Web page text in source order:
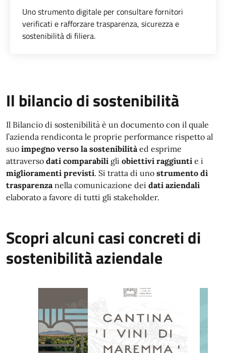
Uno strumento digitale per consultare fornitori
verificati e rafforzare trasparenza, sicurezza e
sostenibilità di filiera.
Il bilancio di sostenibilità
Il Bilancio di sostenibilità è un documento con il quale
l’azienda rendiconta le proprie performance rispetto al
suo impegno verso la sostenibilitàed esprime
attraverso dati comparabili gli obiettivi raggiunti e i
miglioramenti previsti. Si tratta di uno strumento di
trasparenzanella comunicazione dei dati aziendali
elaborato a favore di tutti gli stakeholder.
Scopri alcuni casi concreti di
sostenibilità aziendale